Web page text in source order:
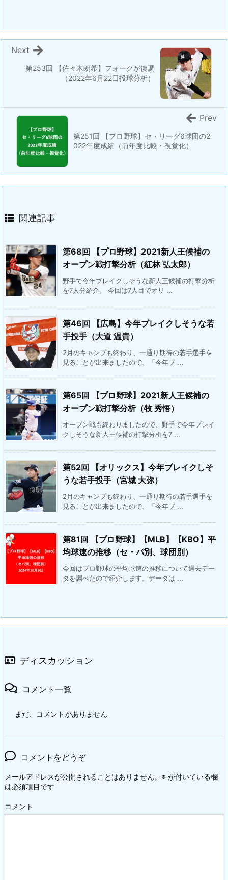
第253回 【佐々木朗希】フォークが復調
（2022年6月22日投球分析）
Next
第251回 【プロ野球】セ・リーグ6球団の2
022年度成績（前年度比較・視覚化）
Prev
関連記事
第68回 【プロ野球】2021新人王候補の
オープン戦打撃分析（紅林 弘太郎）
野手で今年ブレイクしそうな新人王候補の打撃分析
を7人分紹介。 今回は7人目でオリ ...
第46回 【広島】今年ブレイクしそうな若
手投手（大道 温貴）
2月のキャンプも終わり、一通り期待の若手選手を
見ることが出来ましたので、「今年ブ ...
第65回 【プロ野球】2021新人王候補の
オープン戦打撃分析（牧 秀悟）
オープン戦も終わりましたので、野手で今年ブレイ
クしそうな新人王候補の打撃分析を7 ...
第52回 【オリックス】今年ブレイクしそ
うな若手投手（宮城 大弥）
2月のキャンプも終わり、一通り期待の若手選手を
見ることが出来ましたので、「今年ブ ...
第81回 【プロ野球】【MLB】【KBO】平
均球速の推移（セ・パ別、球団別）
今回はプロ野球の平均球速の推移について過去デー
タを調べたので紹介します。データは ...
ディスカッション
コメント一覧
まだ、コメントがありません
コメントをどうぞ
メールアドレスが公開されることはありません。 ※ が付いている欄
は必須項目です
コメント